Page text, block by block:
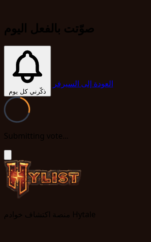
صوّتت بالفعل اليوم
ذكّرني كل يوم
العودة إلى السيرفر
Submitting vote...
منصة اكتشاف خوادم Hytale